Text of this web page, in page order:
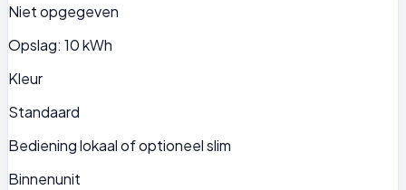
Niet opgegeven
Opslag: 10 kWh
Kleur
Standaard
Bediening lokaal of optioneel slim
Binnenunit